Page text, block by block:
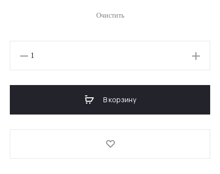
Очистить
Количество
В корзину